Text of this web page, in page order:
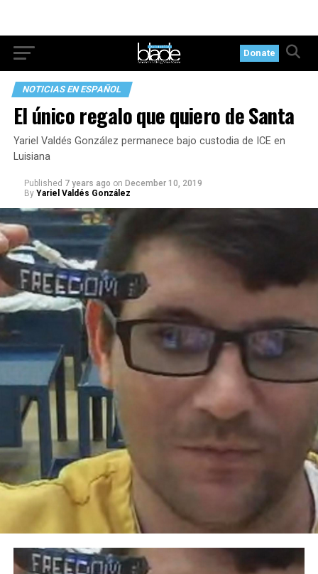
Donate
NOTICIAS EN ESPAÑOL
El único regalo que quiero de Santa
Yariel Valdés González permanece bajo custodia de ICE en
Luisiana
Published 7 years ago on December 10, 2019
By Yariel Valdés González